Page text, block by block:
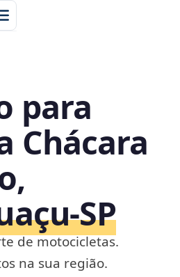
para
Chácara
de motocicletas.
na sua região.